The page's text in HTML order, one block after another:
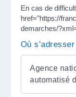
En cas de
href="https://
demarches/
Où
Agence
automatisé